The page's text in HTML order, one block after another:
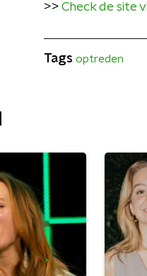
>> Check de site
Tags optreden